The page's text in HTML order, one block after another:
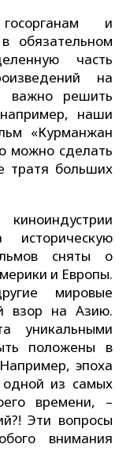
и
обязательном
часть
на
важно решить
наши
«Курманжан
можно сделать
тратя больших
сняты о
и Европы.
мировые
взор на Азию.
уникальными
положены в
эпоха
из самых
времени, –
Эти вопросы
внимания